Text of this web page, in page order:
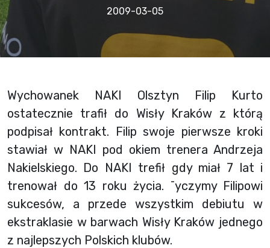
2009-03-05
Wychowanek NAKI Olsztyn Filip Kurto
ostatecznie trafił do Wisły Kraków z którą
podpisał kontrakt. Filip swoje pierwsze kroki
stawiał w NAKI pod okiem trenera Andrzeja
Nakielskiego. Do NAKI trefił gdy miał 7 lat i
trenował do 13 roku życia. ¯yczymy Filipowi
sukcesów, a przede wszystkim debiutu w
ekstraklasie w barwach Wisły Kraków jednego
z najlepszych Polskich klubów.